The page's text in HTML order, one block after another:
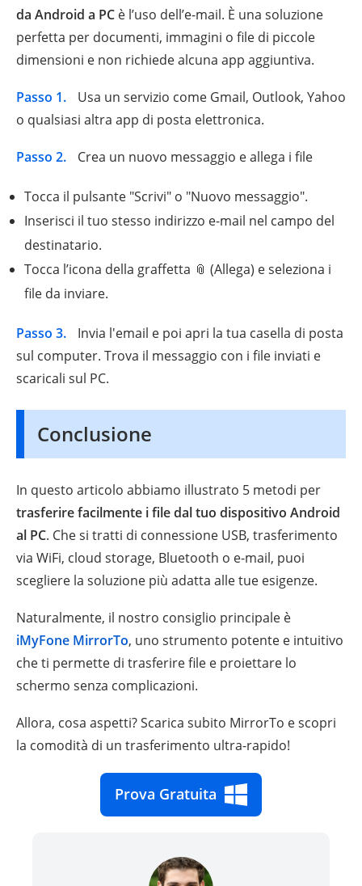
da Android a PC è l’uso dell’e-mail. È una soluzione
perfetta per documenti, immagini o file di piccole
dimensioni e non richiede alcuna app aggiuntiva.
Passo 1.
Usa un servizio come Gmail, Outlook, Yahoo
o qualsiasi altra app di posta elettronica.
Passo 2. Crea un nuovo messaggio e allega i file
Tocca il pulsante "Scrivi" o "Nuovo messaggio".
Inserisci il tuo stesso indirizzo e-mail nel campo del
destinatario.
Tocca l’icona della graffetta 📎 (Allega) e seleziona i
file da inviare.
Passo 3.
Invia l'email e poi apri la tua casella di posta
sul computer. Trova il messaggio con i file inviati e
scaricali sul PC.
Conclusione
In questo articolo abbiamo illustrato 5 metodi per
trasferire facilmente i file dal tuo dispositivo Android
al PC. Che si tratti di connessione USB, trasferimento
via WiFi, cloud storage, Bluetooth o e-mail, puoi
scegliere la soluzione più adatta alle tue esigenze.
Naturalmente, il nostro consiglio principale è
iMyFone MirrorTo, uno strumento potente e intuitivo
che ti permette di trasferire file e proiettare lo
schermo senza complicazioni.
Allora, cosa aspetti? Scarica subito MirrorTo e scopri
la comodità di un trasferimento ultra-rapido!
Prova Gratuita